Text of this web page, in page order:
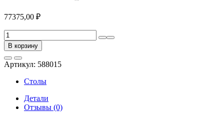
77375,00 ₽
Количество
товара
Стиг
180(230)х90х77
carla
larkin
черный
В корзину
Артикул: 588015
Столы
Детали
Отзывы (0)